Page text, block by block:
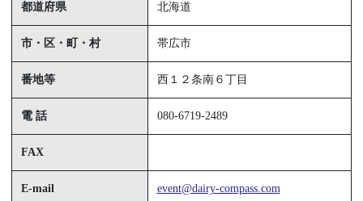
都道府県 北海道
市・区・町・村 帯広市
番地等 西１２条南６丁目
電 話 080-6719-2489
FAX
E-mail event@dairy-compass.com